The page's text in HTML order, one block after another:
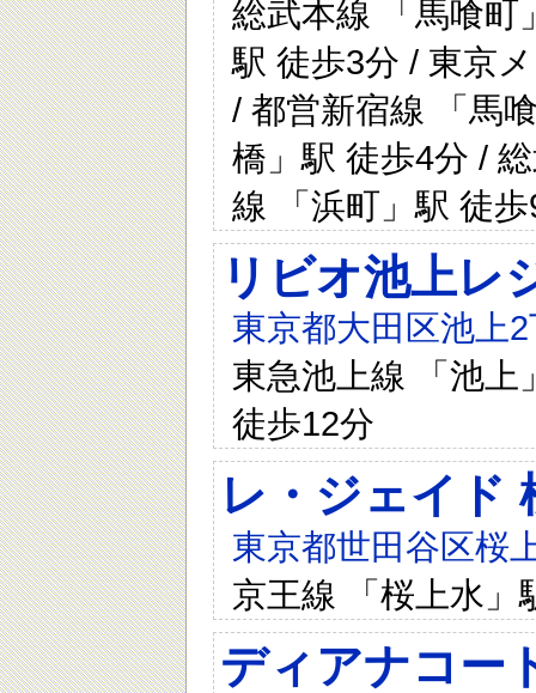
総武本線 「馬喰町
駅 徒歩3分 / 東京
/ 都営新宿線 「馬
橋」駅 徒歩4分 /
線 「浜町」駅 徒
リビオ池上レ
東京都大田区池上
東急池上線 「池上
徒歩12分
レ・ジェイド
東京都世田谷区桜
京王線 「桜上水」
ディアナコー